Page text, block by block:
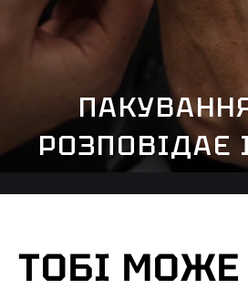
РОЗПОВІДАЄ
ТОБІ МОЖЕ